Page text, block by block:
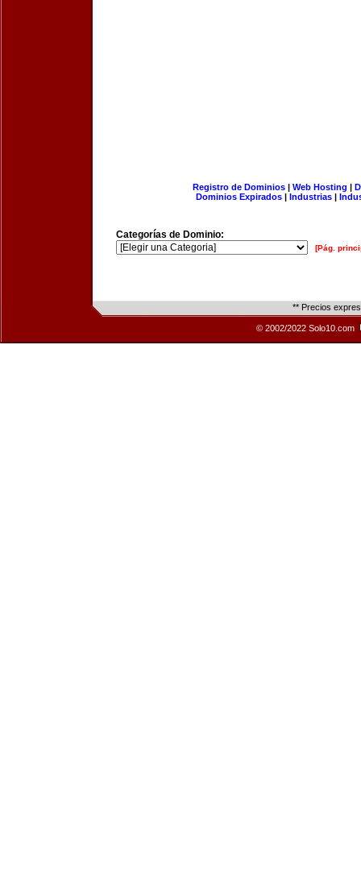
Registro de Dominios| Web Hosting |
Dominios Expirados | Industrias |
Categorías de Dominio:
[Pág.
** Precios
© 2002/2022 Solo10.com